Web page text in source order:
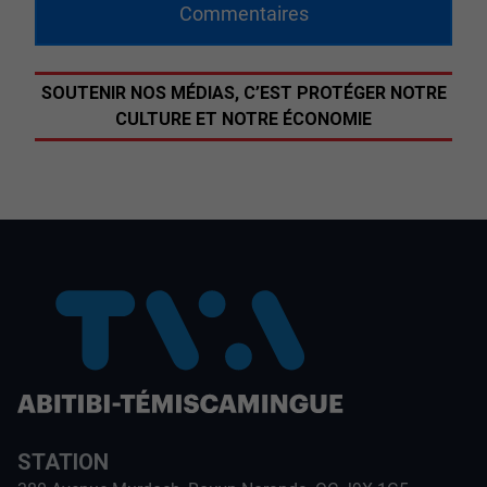
Commentaires
SOUTENIR NOS MÉDIAS, C’EST PROTÉGER NOTRE
CULTURE ET NOTRE ÉCONOMIE
STATION